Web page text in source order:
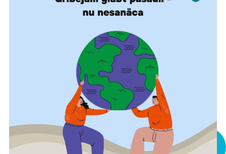
Mana programma
Festivāls
Programma
Arhīvs
Viņi bija LAMPĀ 2026
Jaunumi